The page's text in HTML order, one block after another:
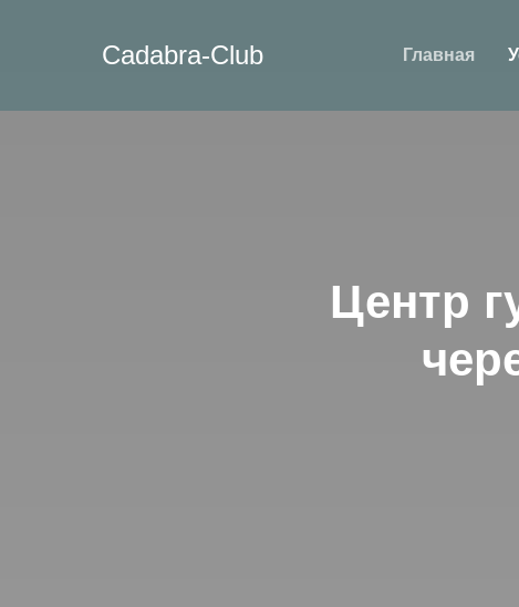
Cadabra-Сlub Главная
Центр